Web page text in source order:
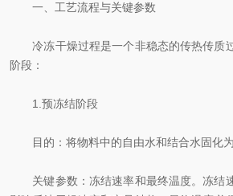
一、工艺流程与关键参数
冷冻干燥过程是一个非稳态的传热传质
阶段：
1.预冻结阶段
目的：将物料中的自由水和结合水固化为
关键参数：冻结速率和最终温度。冻结